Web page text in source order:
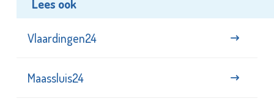
Lees ook
Vlaardingen24
Maassluis24